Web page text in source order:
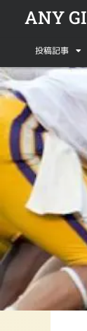
ANY
投稿記事
ア